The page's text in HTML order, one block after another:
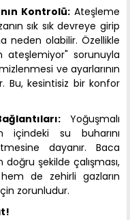
Kontrolü: Ateşleme
sık sık devreye girip
neden olabilir. Özellikle
ateşlemiyor" sorunuyla
ve ayarlarının
Bu, kesintisiz bir konfor
Yoğuşmalı
içindeki su buharını
dayanır. Baca
doğru şekilde çalışması,
de zehirli gazların
zorunludur.